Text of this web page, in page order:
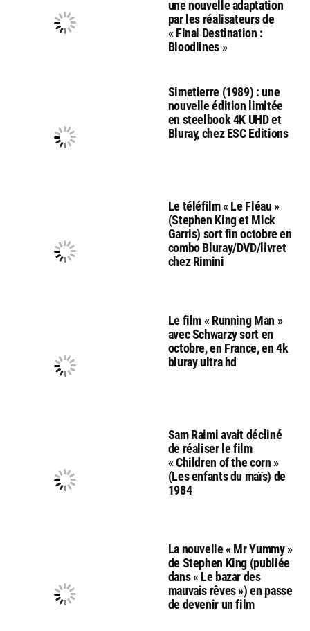
une nouvelle adaptation
par les réalisateurs de
« Final Destination :
Bloodlines »
Simetierre (1989) : une
nouvelle édition limitée
en steelbook 4K UHD et
Bluray, chez ESC Editions
Le téléfilm « Le Fléau »
(Stephen King et Mick
Garris) sort fin octobre en
combo Bluray/DVD/livret
chez Rimini
Le film « Running Man »
avec Schwarzy sort en
octobre, en France, en 4k
bluray ultra hd
Sam Raimi avait décliné
de réaliser le film
« Children of the corn »
(Les enfants du maïs) de
1984
La nouvelle « Mr Yummy »
de Stephen King (publiée
dans « Le bazar des
mauvais rêves ») en passe
de devenir un film